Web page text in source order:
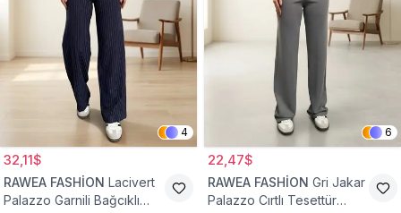
4
32,11$
RAWEA FASHİON Lacivert
Palazzo Garnili Bağcıklı
6
22,47$
RAWEA FASHİON Gri Jakar
Palazzo Cırtlı Tesettür